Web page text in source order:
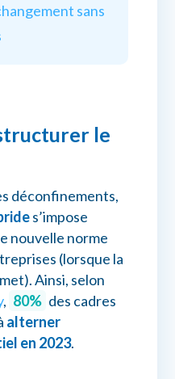
sans
le
déconfinements,
s’impose
nouvelle norme
(lorsque la
Ainsi, selon
, 80% des cadres
alterner
en 2023.